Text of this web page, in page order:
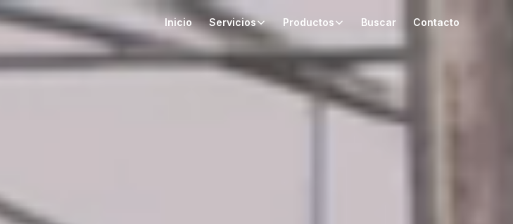
Inicio Servicios Productos Buscar Contacto